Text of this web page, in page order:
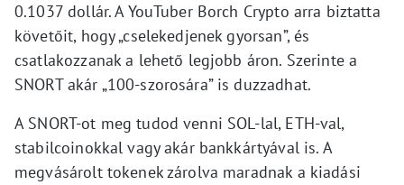
0.1037 dollár. A YouTuber Borch Crypto arra biztatta
követőit, hogy „cselekedjenek gyorsan”, és
csatlakozzanak a lehető legjobb áron. Szerinte a
SNORT akár „100-szorosára” is duzzadhat.
A SNORT-ot meg tudod venni SOL-lal, ETH-val,
stabilcoinokkal vagy akár bankkártyával is. A
megvásárolt tokenek zárolva maradnak a kiadási